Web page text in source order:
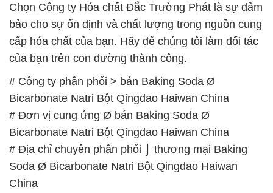
Chọn Công ty Hóa chất Đắc Trường Phát là sự đảm
bảo cho sự ổn định và chất lượng trong nguồn cung
cấp hóa chất của bạn. Hãy để chúng tôi làm đối tác
của bạn trên con đường thành công.
# Công ty phân phối > bán Baking Soda Ø
Bicarbonate Natri Bột Qingdao Haiwan China
# Đơn vị cung ứng Ø bán Baking Soda Ø
Bicarbonate Natri Bột Qingdao Haiwan China
# Địa chỉ chuyên phân phối ⌡ thương mại Baking
Soda Ø Bicarbonate Natri Bột Qingdao Haiwan
China